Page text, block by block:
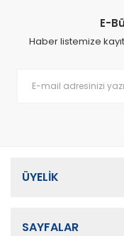
E-
Haber listemize
ÜYELİK
SAYFALAR